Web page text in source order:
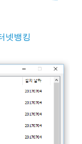
넷뱅킹